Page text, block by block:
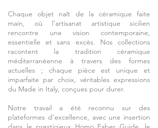
Chaque objet naît de la céramique faite
main, où l’artisanat artistique sicilien
rencontre une vision contemporaine,
essentielle et sans excès. Nos collections
racontent la tradition céramique
méditerranéenne à travers des formes
actuelles ; chaque pièce est unique et
imparfaite par choix, véritables expressions
du Made in Italy, conçues pour durer.
Notre travail a été reconnu sur des
plateformes d’excellence, avec une insertion